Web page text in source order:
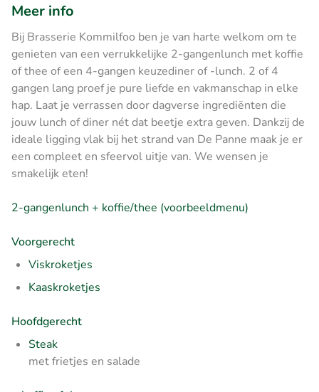
Meer info
Bij Brasserie Kommilfoo ben je van harte welkom om te
genieten van een verrukkelijke 2-gangenlunch met koffie
of thee of een 4-gangen keuzediner of -lunch. 2 of 4
gangen lang proef je pure liefde en vakmanschap in elke
hap. Laat je verrassen door dagverse ingrediënten die
jouw lunch of diner nét dat beetje extra geven. Dankzij de
ideale ligging vlak bij het strand van De Panne maak je er
een compleet en sfeervol uitje van. We wensen je
smakelijk eten!
2-gangenlunch + koffie/thee (voorbeeldmenu)
Voorgerecht
Viskroketjes
Kaaskroketjes
Hoofdgerecht
Steak
met frietjes en salade